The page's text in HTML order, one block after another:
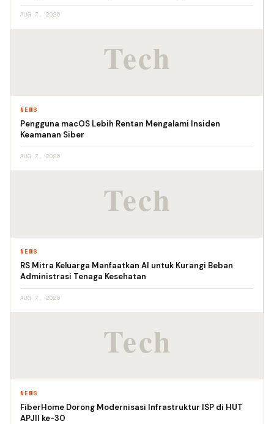
AUG 7, 2026
NEWS
Pengguna macOS Lebih Rentan Mengalami Insiden
Keamanan Siber
AUG 7, 2026
NEWS
RS Mitra Keluarga Manfaatkan AI untuk Kurangi Beban
Administrasi Tenaga Kesehatan
AUG 7, 2026
NEWS
FiberHome Dorong Modernisasi Infrastruktur ISP di HUT
APJII ke-30